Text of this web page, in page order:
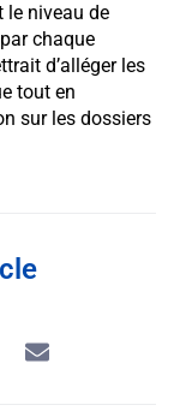
le niveau de
chaque
d’alléger les
tout en
sur les dossiers